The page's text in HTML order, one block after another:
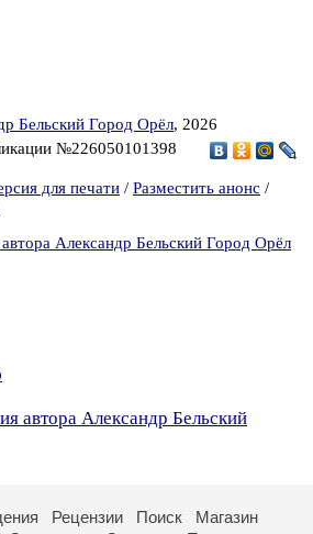
Бельский Город Орёл, 2026
№226050101398
для печати / Разместить анонс /
Александр Бельский Город Орёл
автора Александр Бельский
Рецензии Поиск
Магазин